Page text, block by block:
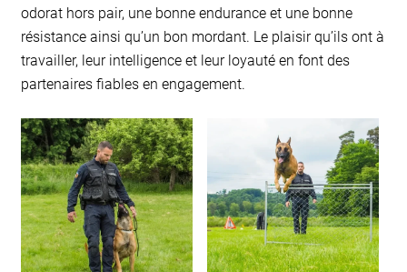
odorat hors pair, une bonne endurance et une bonne
résistance ainsi qu’un bon mordant. Le plaisir qu’ils ont à
travailler, leur intelligence et leur loyauté en font des
partenaires fiables en engagement.